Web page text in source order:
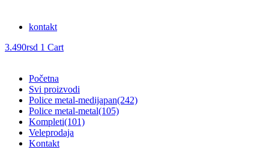
kontakt
3.490rsd 1 Cart
Početna
Svi proizvodi
Police metal-medijapan(242)
Police metal-metal(105)
Kompleti(101)
Veleprodaja
Kontakt